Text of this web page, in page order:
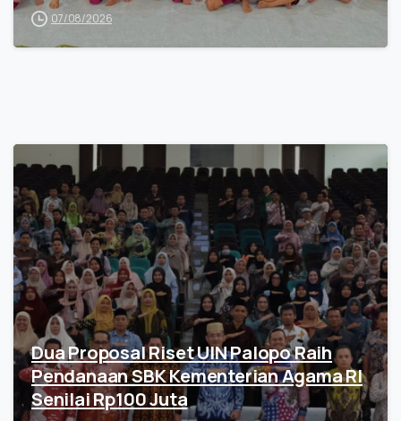
07/08/2026
Dua Proposal Riset UIN Palopo Raih
Pendanaan SBK Kementerian Agama RI
Senilai Rp100 Juta